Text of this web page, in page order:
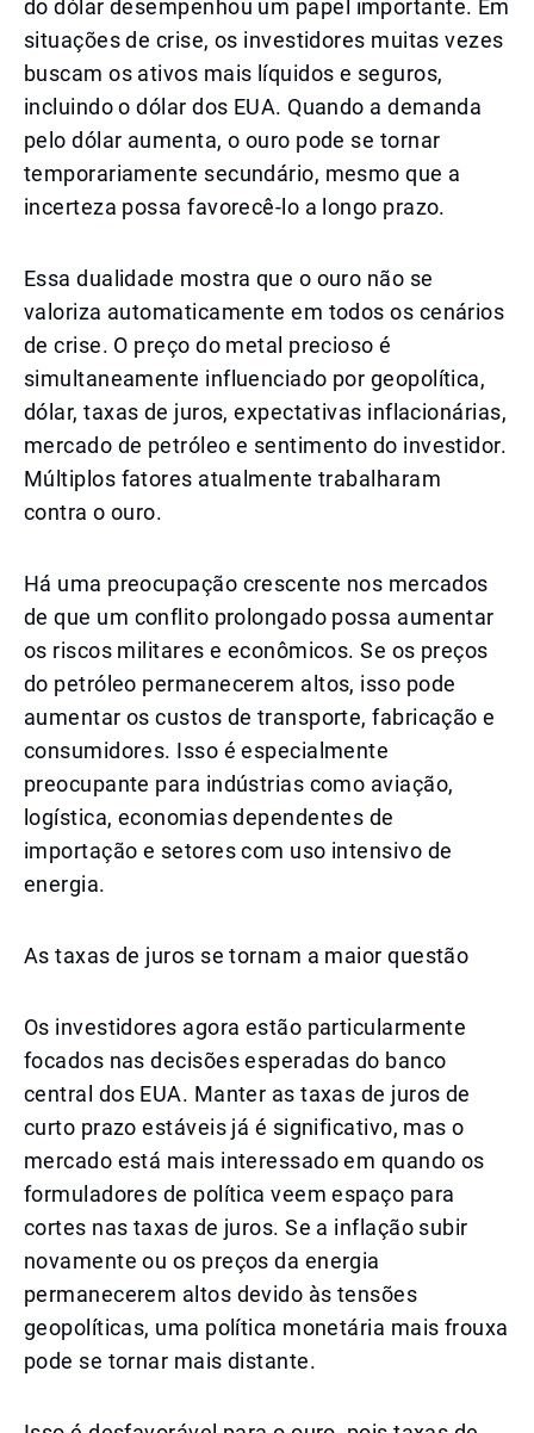
do dólar desempenhou um papel importante. Em
situações de crise, os investidores muitas vezes
buscam os ativos mais líquidos e seguros,
incluindo o dólar dos EUA. Quando a demanda
pelo dólar aumenta, o ouro pode se tornar
temporariamente secundário, mesmo que a
incerteza possa favorecê-lo a longo prazo.
Essa dualidade mostra que o ouro não se
valoriza automaticamente em todos os cenários
de crise. O preço do metal precioso é
simultaneamente influenciado por geopolítica,
dólar, taxas de juros, expectativas inflacionárias,
mercado de petróleo e sentimento do investidor.
Múltiplos fatores atualmente trabalharam
contra o ouro.
Há uma preocupação crescente nos mercados
de que um conflito prolongado possa aumentar
os riscos militares e econômicos. Se os preços
do petróleo permanecerem altos, isso pode
aumentar os custos de transporte, fabricação e
consumidores. Isso é especialmente
preocupante para indústrias como aviação,
logística, economias dependentes de
importação e setores com uso intensivo de
energia.
As taxas de juros se tornam a maior questão
Os investidores agora estão particularmente
focados nas decisões esperadas do banco
central dos EUA. Manter as taxas de juros de
curto prazo estáveis já é significativo, mas o
mercado está mais interessado em quando os
formuladores de política veem espaço para
cortes nas taxas de juros. Se a inflação subir
novamente ou os preços da energia
permanecerem altos devido às tensões
geopolíticas, uma política monetária mais frouxa
pode se tornar mais distante.